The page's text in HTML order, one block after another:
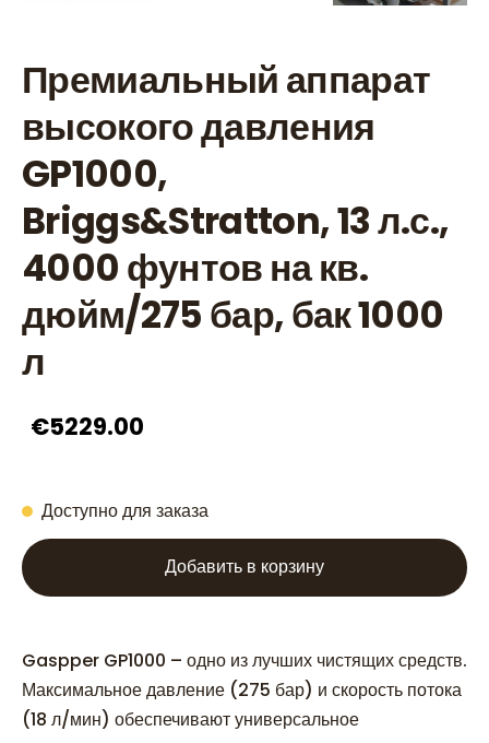
Премиальный аппарат
высокого давления
GP1000,
Briggs&Stratton, 13 л.с.,
4000 фунтов на кв.
дюйм/275 бар, бак 1000
л
€5229.00
Доступно для заказа
Добавить в корзину
Gaspper GP1000 – одно из лучших чистящих средств.
Максимальное давление (275 бар) и скорость потока
(18 л/мин) обеспечивают универсальное